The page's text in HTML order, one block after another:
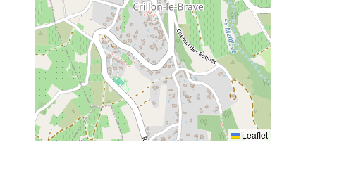
Leaflet